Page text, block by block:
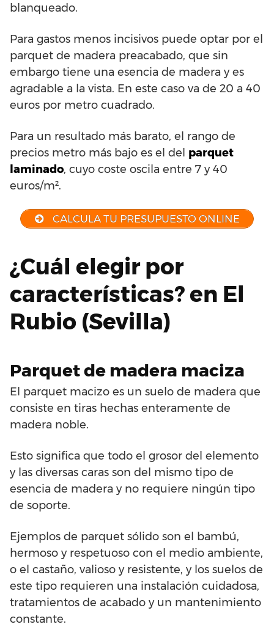
blanqueado.
Para gastos menos incisivos puede optar por el
parquet de madera preacabado, que sin
embargo tiene una esencia de madera y es
agradable a la vista. En este caso va de 20 a 40
euros por metro cuadrado.
Para un resultado más barato, el rango de
precios metro más bajo es el del parquet
laminado, cuyo coste oscila entre 7 y 40
euros/m².
CALCULA TU PRESUPUESTO ONLINE
¿Cuál elegir por
características? en El
Rubio (Sevilla)
Parquet de madera maciza
El parquet macizo es un suelo de madera que
consiste en tiras hechas enteramente de
madera noble.
Esto significa que todo el grosor del elemento
y las diversas caras son del mismo tipo de
esencia de madera y no requiere ningún tipo
de soporte.
Ejemplos de parquet sólido son el bambú,
hermoso y respetuoso con el medio ambiente,
o el castaño, valioso y resistente, y los suelos de
este tipo requieren una instalación cuidadosa,
tratamientos de acabado y un mantenimiento
constante.